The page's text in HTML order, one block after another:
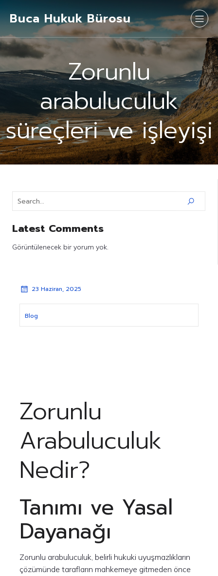
Buca Hukuk Bürosu
Zorunlu
arabuluculuk
süreçleri ve işleyişi
Latest Comments
Görüntülenecek bir yorum yok.
23 Haziran, 2025
Blog
Zorunlu
Arabuluculuk
Nedir?
Tanımı ve Yasal
Dayanağı
Zorunlu arabuluculuk, belirli hukuki uyuşmazlıkların
çözümünde tarafların mahkemeye gitmeden önce